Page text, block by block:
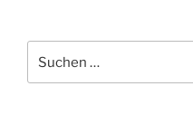
I“
nach: